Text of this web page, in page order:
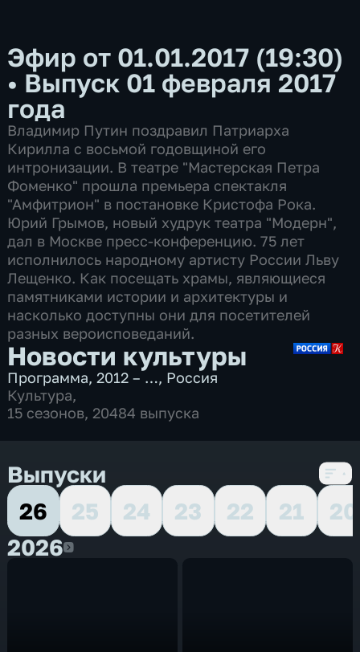
Эфир от 01.01.2017 (19:30)
• Выпуск 01 февраля 2017
года
Владимир Путин поздравил Патриарха
Кирилла с восьмой годовщиной его
интронизации. В театре "Мастерская Петра
Фоменко" прошла премьера спектакля
"Амфитрион" в постановке Кристофа Рока.
Юрий Грымов, новый худрук театра "Модерн",
дал в Москве пресс-конференцию. 75 лет
исполнилось народному артисту России Льву
Лещенко. Как посещать храмы, являющиеся
памятниками истории и архитектуры и
насколько доступны они для посетителей
разных вероисповеданий.
Новости культуры
Программа,2012 – …, Россия
Культура,
15 сезонов, 20484 выпуска
Выпуски
26
25 24 23 22 21
20
20262026